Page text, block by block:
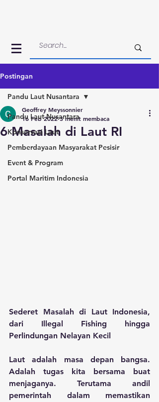
Postingan
Pandu Laut Nusantara
Konservasi Laut
Pemberdayaan Masyarakat Pesisir
Event & Program
Portal Maritim Indonesia
Pandu Laut Nusantara
6 Masalah di Laut RI
Geoffrey Meyssonnier
16 Feb 2022 3 menit membaca
Sederet Masalah di Laut Indonesia,
dari Illegal Fishing hingga
Perlindungan Nelayan Kecil
Laut adalah masa depan bangsa.
Adalah tugas kita bersama buat
menjaganya. Terutama andil
pemerintah dalam memastikan